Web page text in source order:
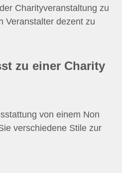
Charityveranstaltung zu
Veranstalter dezent zu
zu einer Charity
von einem Non
verschiedene Stile zur